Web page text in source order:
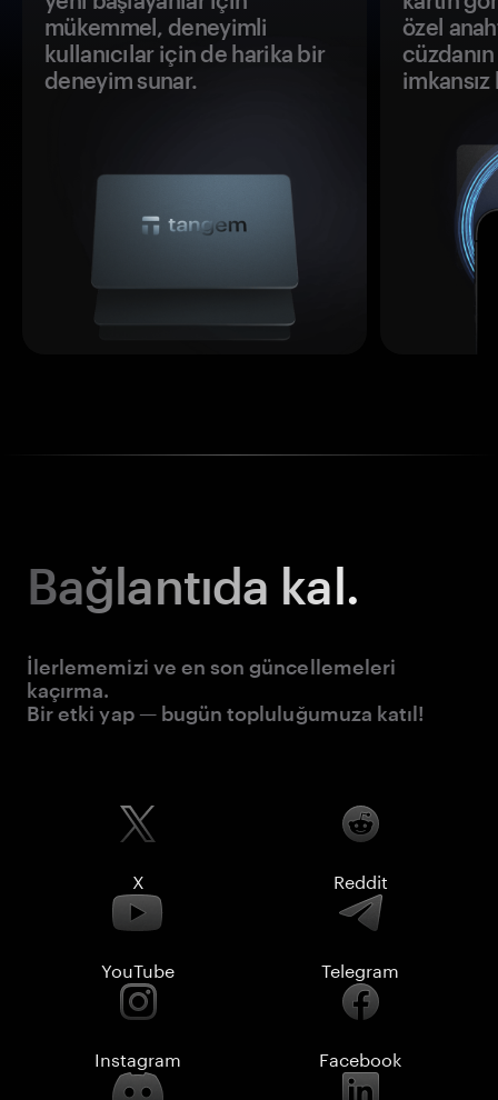
mükemmel, deneyimli
kullanıcılar için de harika bir
deneyim sunar.
özel
Bağlantıda kal.
İlerlememizi ve en son güncellemeleri
kaçırma.
Bir etki yap — bugün topluluğumuza katıl!
X Reddit
YouTube Telegram
Instagram Facebook